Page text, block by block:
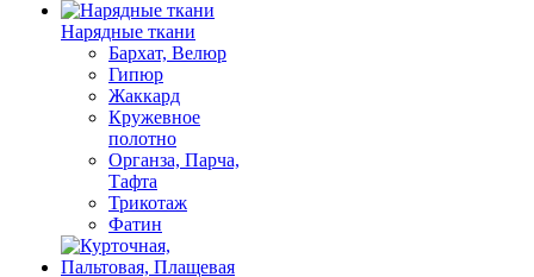
Нарядные ткани
Бархат, Велюр
Гипюр
Жаккард
Кружевное
полотно
Органза, Парча,
Тафта
Трикотаж
Фатин